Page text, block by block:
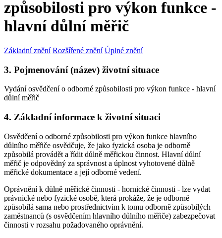
způsobilosti pro výkon funkce -
hlavní důlní měřič
Základní znění Rozšířené znění Úplné znění
3. Pojmenování (název) životní situace
Vydání osvědčení o odborné způsobilosti pro výkon funkce - hlavní
důlní měřič
4. Základní informace k životní situaci
Osvědčení o odborné způsobilosti pro výkon funkce hlavního
důlního měřiče osvědčuje, že jako fyzická osoba je odborně
způsobilá provádět a řídit důlně měřickou činnost. Hlavní důlní
měřič je odpovědný za správnost a úplnost vyhotovené důlně
měřické dokumentace a její odborné vedení.
Oprávnění k důlně měřické činnosti - hornické činnosti - lze vydat
právnické nebo fyzické osobě, která prokáže, že je odborně
způsobilá sama nebo prostřednictvím k tomu odborně způsobilých
zaměstnanců (s osvědčením hlavního důlního měřiče) zabezpečovat
činnosti v rozsahu požadovaného oprávnění.